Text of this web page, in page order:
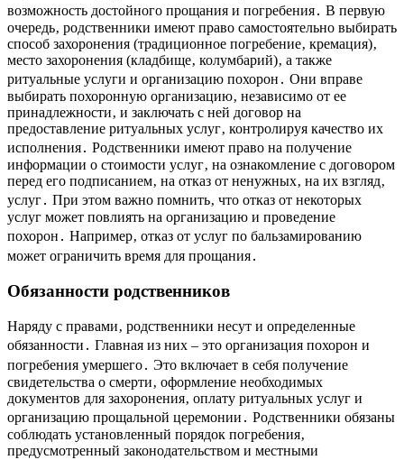
возможность достойного прощания и погребения․ В первую
очередь‚ родственники имеют право самостоятельно выбирать
способ захоронения (традиционное погребение‚ кремация)‚
место захоронения (кладбище‚ колумбарий)‚ а также
ритуальные услуги и организацию похорон․ Они вправе
выбирать похоронную организацию‚ независимо от ее
принадлежности‚ и заключать с ней договор на
предоставление ритуальных услуг‚ контролируя качество их
исполнения․ Родственники имеют право на получение
информации о стоимости услуг‚ на ознакомление с договором
перед его подписанием‚ на отказ от ненужных‚ на их взгляд‚
услуг․ При этом важно помнить‚ что отказ от некоторых
услуг может повлиять на организацию и проведение
похорон․ Например‚ отказ от услуг по бальзамированию
может ограничить время для прощания․
Обязанности родственников
Наряду с правами‚ родственники несут и определенные
обязанности․ Главная из них – это организация похорон и
погребения умершего․ Это включает в себя получение
свидетельства о смерти‚ оформление необходимых
документов для захоронения‚ оплату ритуальных услуг и
организацию прощальной церемонии․ Родственники обязаны
соблюдать установленный порядок погребения‚
предусмотренный законодательством и местными